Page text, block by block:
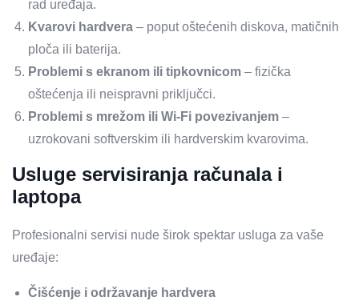
rad uređaja.
Kvarovi hardvera – poput oštećenih diskova, matičnih
ploča ili baterija.
Problemi s ekranom ili tipkovnicom – fizička
oštećenja ili neispravni priključci.
Problemi s mrežom ili Wi-Fi povezivanjem –
uzrokovani softverskim ili hardverskim kvarovima.
Usluge servisiranja računala i
laptopa
Profesionalni servisi nude širok spektar usluga za vaše
uređaje:
Čišćenje i održavanje hardvera